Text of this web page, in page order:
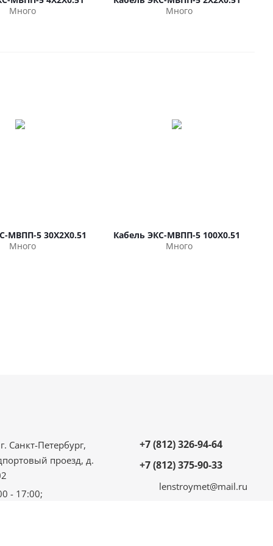
Много
Много
МВПП-5 30Х2Х0.51
Много
Кабель ЭКС-МВПП-5 100Х0.51
Много
Санкт-Петербург,
проезд, д.
- 17:00;
+7 (812) 326-94-64
+7 (812) 375-90-33
lenstroymet@mail.ru